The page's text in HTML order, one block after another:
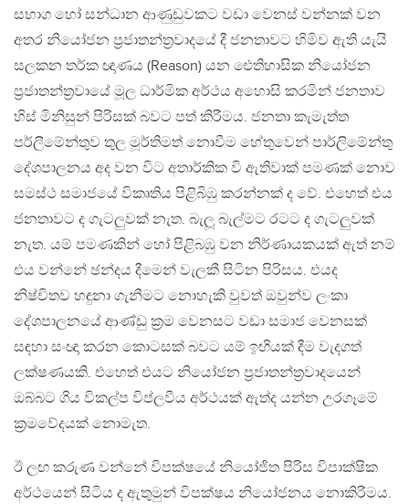
සභාග හෝ සන්ධාන ආණුඩුවකට වඩා වෙනස් වන්නක් වන
අතර නියෝජන ප්‍රජාතන්ත්‍රවාදයේ දී ජනතාවට හිමිව ඇති යැයි
සලකන තර්ක ඥාණය (Reason) යන ඓතිහාසික නියෝජන
ප්‍රජාතන්ත්‍රවායේ මූල ධාර්මික අර්ථය අහොසි කරමින් ජනතාව
හිස් මිනිසුන් පිරිසක් බවට පත් කිරීමය. ජනතා කැමැත්ත
පර්ලීමේන්තුව තුල මූර්තිමත් නොවීම හේතුවෙන් පාර්ලිමේන්තු
දේශපාලනය අද වන විට අතාර්කික වි ඇතිවාක් පමණක් නොව
සමස්ථ සමාජයේ විකෘතිය පිළිබිඹු කරන්නක් ද වේ. එහෙත් එය
ජනතාවට ද ගැටලුවක් නැත. බැලූ බැල්මට රටට ද ගැටලුවක්
නැත. යම් පමණකින් හෝ පිළිබඹු වන නිර්ණායකයක් ඇත් නම්
එය වන්නේ ඡන්දය දීමෙන් වැලකී සිටින පිරිසය. එයද
නිෂ්චිතව හඳුනා ගැනීමට නොහැකි වුවත් ඔවුන්ව ලංකා
දේශපාලනයේ ආණ්ඩු ක්‍රම වෙනසට වඩා සමාජ වෙනසක්
සඳහා සංඥා කරන කොටසක් බවට යම් ඉඟියක් දීම වැදගත්
ලක්ෂණයකි. එහෙත් එයට නියෝජන ප්‍රජාතන්ත්‍රවාදයෙන්
ඔබ්බට ගිය විකල්ප විප්ලවීය අර්ථයක් ඇත්ද යන්න උරගෑමේ
ක්‍රමවේදයක් නොමැත.
ඊ ලඟ කරුණ වන්නේ විපක්ෂයේ නියෝජිත පිරිස විපාක්ෂික
අර්ථයෙන් සිටිය ද ඇතුමුන් විපක්ෂය නියෝජනය නොකිරීමය.